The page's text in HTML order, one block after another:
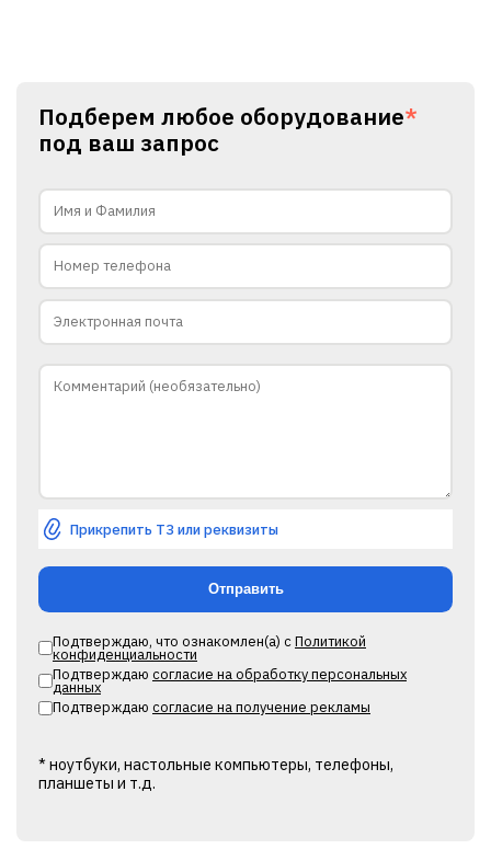
Подберем любое оборудование*
под ваш запрос
Прикрепить ТЗ или реквизиты
Подтверждаю, что ознакомлен(а) сПолитикой
конфиденциальности
Подтверждаю согласие на обработку персональных
данных
Подтверждаю согласие на получение рекламы
* ноутбуки, настольные компьютеры, телефоны,
планшеты и т.д.